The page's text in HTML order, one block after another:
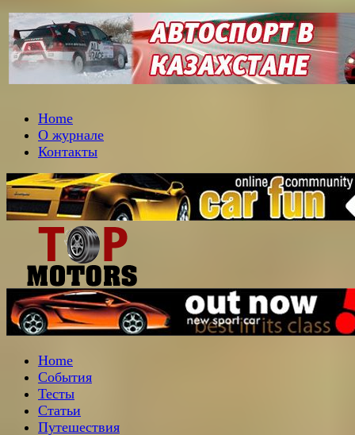
Home
О журнале
Контакты
Home
События
Тесты
Статьи
Путешествия